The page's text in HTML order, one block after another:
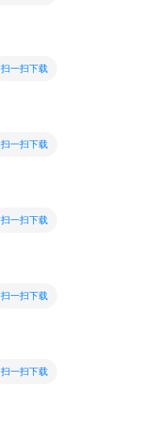
扫一扫下载
扫一扫下载
扫一扫下载
扫一扫下载
扫一扫下载